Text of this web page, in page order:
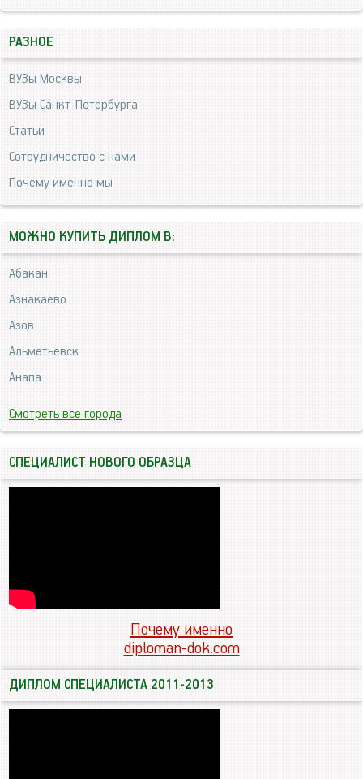
РАЗНОЕ
ВУЗы Москвы
ВУЗы Санкт-Петербурга
Статьи
Сотрудничество с нами
Почему именно мы
МОЖНО КУПИТЬ ДИПЛОМ В:
Абакан
Азнакаево
Азов
Альметьевск
Анапа
Смотреть все города
СПЕЦИАЛИСТ НОВОГО ОБРАЗЦА
Почему именно
diploman-dok.com
ДИПЛОМ СПЕЦИАЛИСТА 2011-2013